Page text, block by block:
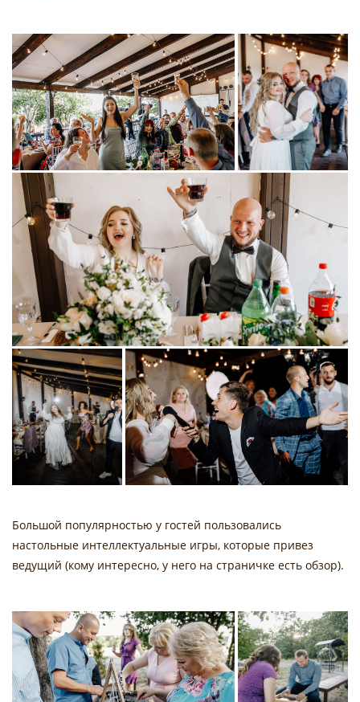
Большой популярностью у гостей пользовались
настольные интеллектуальные игры, которые привез
ведущий (кому интересно, у него на страничке есть обзор).